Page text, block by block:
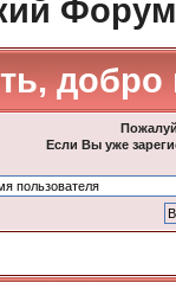
Форум
Если Вы уже